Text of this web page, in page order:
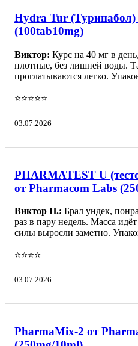
Hydra Tur
(100tab10mg)
Виктор: Курс на 40 мг в
плотные, без лишней воды.
проглатываются легко.
⭐️⭐️⭐️⭐️⭐️
03.07.2026
PHARMATEST U
от Pharmacom Labs
Виктор П.: Брал ундек,
раз в пару недель. Масса
силы выросли заметно.
⭐️⭐️⭐️⭐️
03.07.2026
PharmaMix-2 от